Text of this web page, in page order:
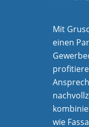
Mit
einen
wie